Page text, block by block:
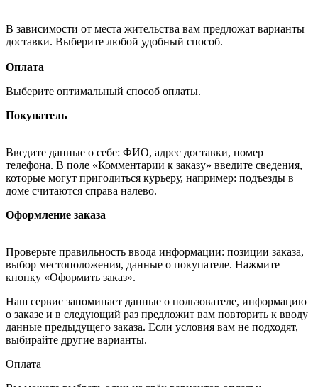
В зависимости от места жительства вам предложат варианты
доставки. Выберите любой удобный способ.
Оплата
Выберите оптимальный способ оплаты.
Покупатель
Введите данные о себе: ФИО, адрес доставки, номер
телефона. В поле «Комментарии к заказу» введите сведения,
которые могут пригодиться курьеру, например: подъезды в
доме считаются справа налево.
Оформление заказа
Проверьте правильность ввода информации: позиции заказа,
выбор местоположения, данные о покупателе. Нажмите
кнопку «Оформить заказ».
Наш сервис запоминает данные о пользователе, информацию
о заказе и в следующий раз предложит вам повторить к вводу
данные предыдущего заказа. Если условия вам не подходят,
выбирайте другие варианты.
Оплата